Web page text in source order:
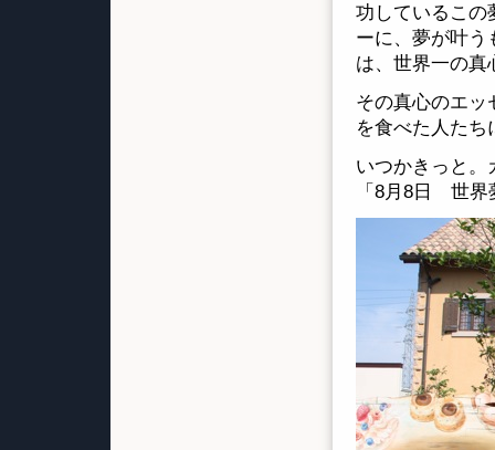
功しているこの
ーに、夢が叶う
は、世界一の真
その真心のエッ
を食べた人た
いつかきっと。
「8月8日 世